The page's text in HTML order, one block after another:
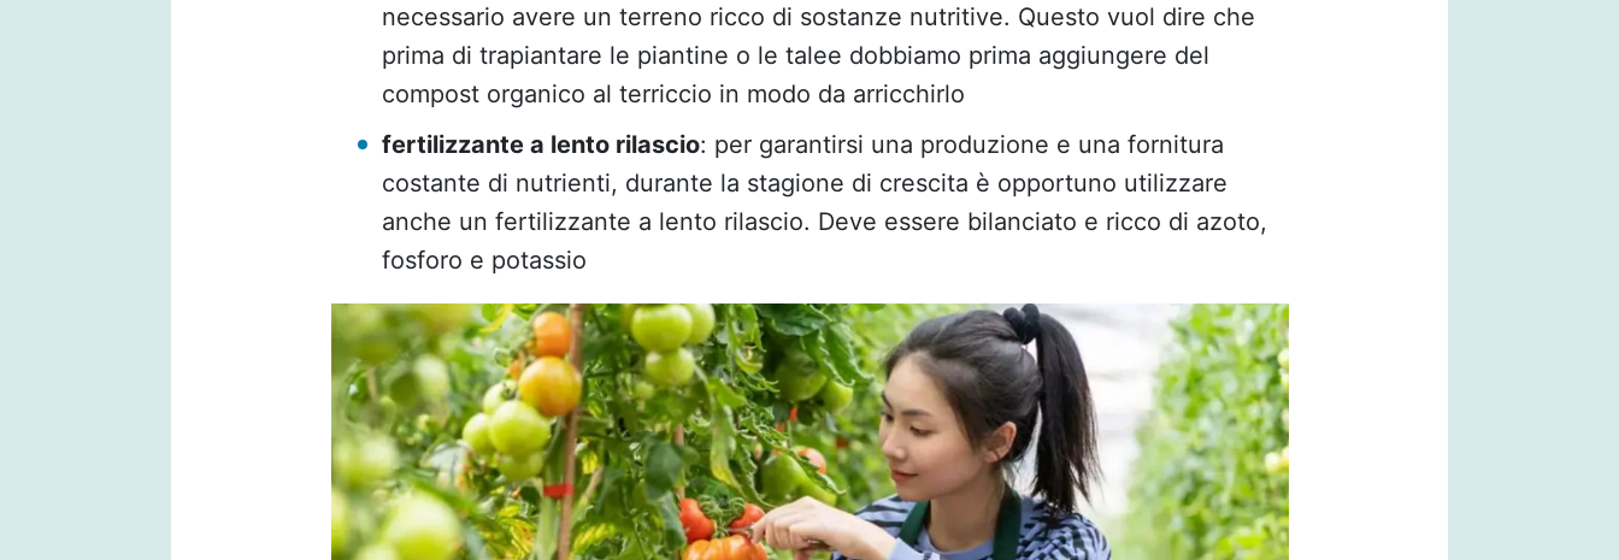
necessario avere un terreno ricco di sostanze nutritive. Questo vuol dire che
prima di trapiantare le piantine o le talee dobbiamo prima aggiungere del
compost organico al terriccio in modo da arricchirlo
fertilizzante a lento rilascio: per garantirsi una produzione e una fornitura
costante di nutrienti, durante la stagione di crescita è opportuno utilizzare
anche un fertilizzante a lento rilascio. Deve essere bilanciato e ricco di azoto,
fosforo e potassio